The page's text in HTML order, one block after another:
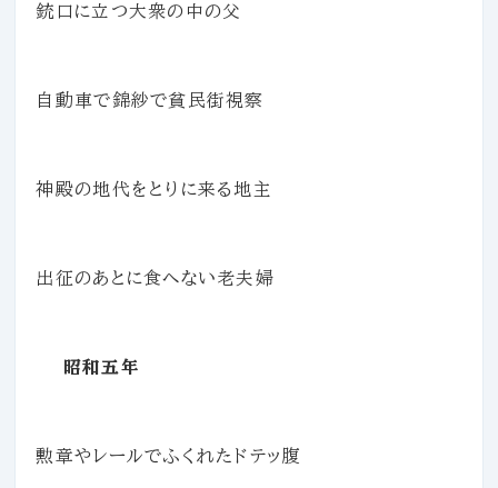
銃口に立つ大衆の中の父
自動車で錦紗で貧民街視察
神殿の地代をとりに来る地主
出征のあとに食へない老夫婦
昭和五年
勲章やレールでふくれたドテッ腹